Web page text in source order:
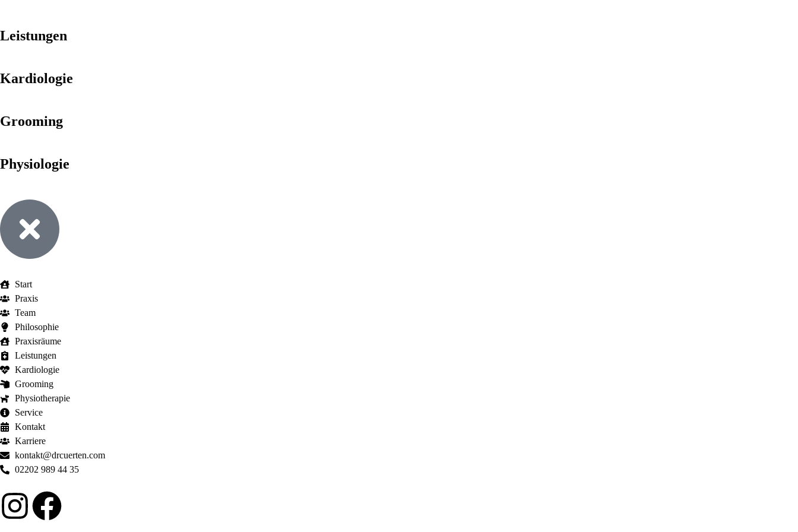
Leistungen
Kardiologie
Grooming
Physiologie
Start
Praxis
Team
Philosophie
Praxisräume
Leistungen
Kardiologie
Grooming
Physiotherapie
Service
Kontakt
Karriere
kontakt@drcuerten.com
02202 989 44 35